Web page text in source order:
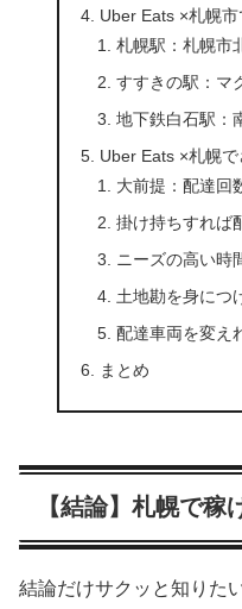
Uber Eats ×札幌
札幌駅：札幌市
すすきの駅：マ
地下鉄白石駅：
Uber Eats ×札幌
大前提：配達回
掛け持ちすれば
ニーズの高い時
土地勘を身につ
配達車両を変え
まとめ
【結論】札幌で稼
結論だけサクッと知りた